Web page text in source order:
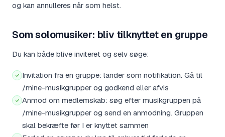
og kan annulleres når som helst.
Som solomusiker: bliv tilknyttet en gruppe
Du kan både blive inviteret og selv søge:
Invitation fra en gruppe: lander som notifikation. Gå til
/mine-musikgrupper og godkend eller afvis
Anmod om medlemskab: søg efter musikgruppen på
/mine-musikgrupper og send en anmodning. Gruppen
skal bekræfte før I er knyttet sammen